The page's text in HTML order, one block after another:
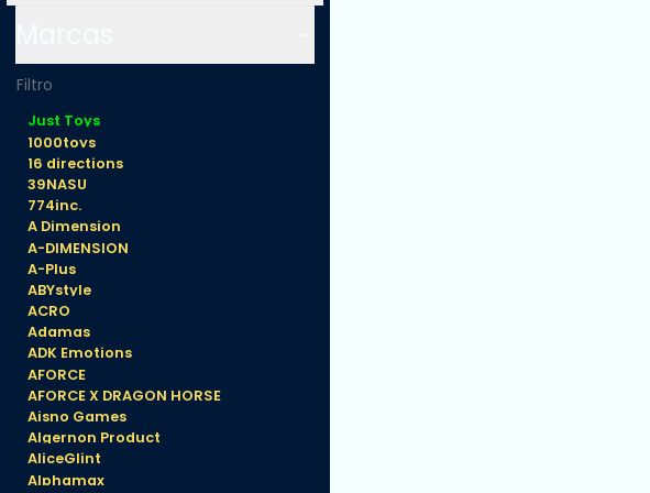
Just Toys
1000toys
16 directions
39NASU
774inc.
A Dimension
A-DIMENSION
A-Plus
ABYstyle
ACRO
Adamas
ADK Emotions
AFORCE
AFORCE X DRAGON HORSE
Aisno Games
Algernon Product
AliceGlint
Alphamax